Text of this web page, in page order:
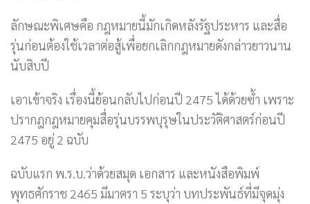
ลักษณะพิเศษคือ กฎหมายนี้มักเกิดหลังรัฐประหาร และสื่อ
รุ่นก่อนต้องใช้เวลาต่อสู้เพื่อยกเลิกกฎหมายดังกล่าวยาวนาน
นับสิบปี
เอาเข้าจริง เรื่องนี้ย้อนกลับไปก่อนปี 2475 ได้ด้วยซ้ำ เพราะ
ปรากฎกฎหมายคุมสื่อรุ่นบรรพบุรุษในประวัติศาสตร์ก่อนปี
2475 อยู่ 2 ฉบับ
ฉบับแรก พ.ร.บ.ว่าด้วยสมุด เอกสาร และหนังสือพิมพ์
พุทธศักราช 2465 มีมาตรา 5 ระบุว่า บทประพันธ์ที่มีจุดมุ่ง